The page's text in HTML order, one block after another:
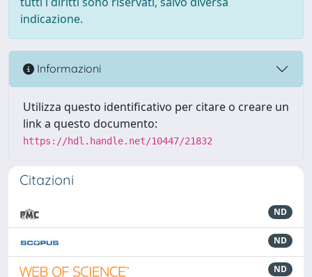
indicazione.
Informazioni
Utilizza questo identificativo per citare o creare un
link a questo documento:
https://hdl.handle.net/10447/21832
Citazioni
ND
ND
ND